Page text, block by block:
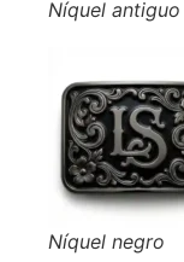
Níquel antiguo
Níquel negro